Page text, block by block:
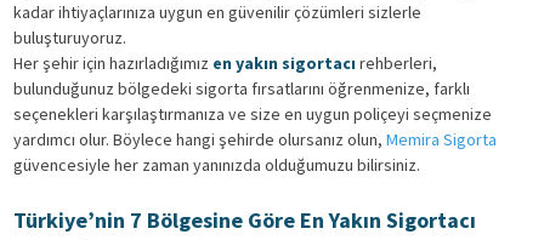
kadar ihtiyaçlarınıza uygun en güvenilir çözümleri sizlerle
buluşturuyoruz.
Her şehir için hazırladığımız en yakın sigortacı rehberleri,
bulunduğunuz bölgedeki sigorta fırsatlarını öğrenmenize, farklı
seçenekleri karşılaştırmanıza ve size en uygun poliçeyi seçmenize
yardımcı olur. Böylece hangi şehirde olursanız olun, Memira Sigorta
güvencesiyle her zaman yanınızda olduğumuzu bilirsiniz.
Türkiye’nin 7 Bölgesine Göre En Yakın Sigortacı